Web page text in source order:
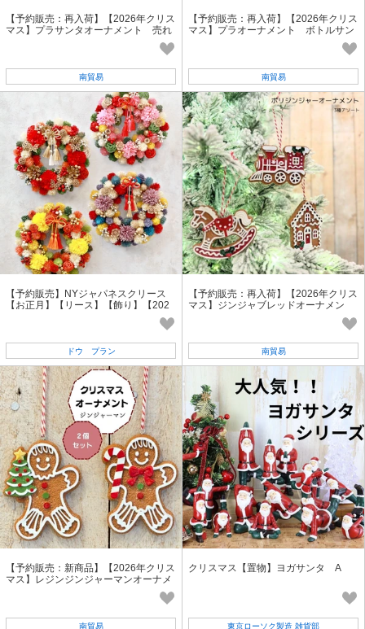
【予約販売：再入荷】【2026年クリス
マス】プラサンタオーナメント 売れ
南貿易
【予約販売：再入荷】【2026年クリス
マス】プラオーナメント ボトルサン
南貿易
【予約販売】NYジャパネスクリース
【お正月】【リース】【飾り】【202
ドウ プラン
【予約販売：再入荷】【2026年クリス
マス】ジンジャブレッドオーナメン
南貿易
【予約販売：新商品】【2026年クリス
マス】レジンジンジャーマンオーナメ
南貿易
クリスマス【置物】ヨガサンタ A
東京ローソク製造 雑貨部